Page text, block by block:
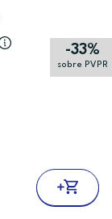
-33%
sobre PVPR